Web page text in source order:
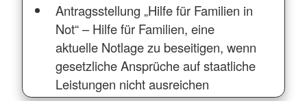
Antragsstellung „Hilfe für Familien in
Not“ – Hilfe für Familien, eine
aktuelle Notlage zu beseitigen, wenn
gesetzliche Ansprüche auf staatliche
Leistungen nicht ausreichen